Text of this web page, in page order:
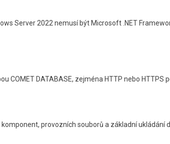
Server 2022 nemusí být Microsoft .NET
COMET DATABASE, zejména HTTP nebo HTTPS
provozních souborů a základní ukládání